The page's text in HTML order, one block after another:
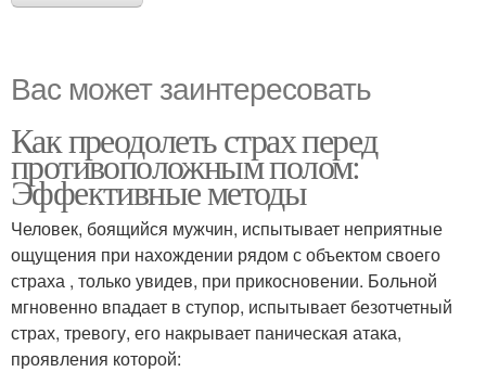
Вас может заинтересовать
Как преодолеть страх перед
противоположным полом:
Эффективные методы
Человек, боящийся мужчин, испытывает неприятные
ощущения при нахождении рядом с объектом своего
страха , только увидев, при прикосновении. Больной
мгновенно впадает в ступор, испытывает безотчетный
страх, тревогу, его накрывает паническая атака,
проявления которой: